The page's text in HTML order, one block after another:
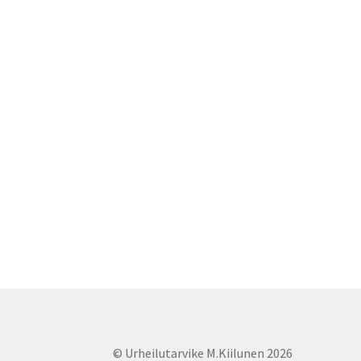
© Urheilutarvike M.Kiilunen 2026